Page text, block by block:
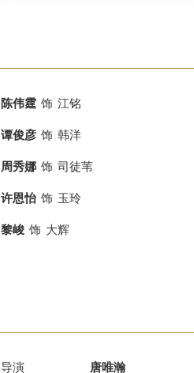
陈伟霆饰 江铭
谭俊彦饰 韩洋
周秀娜饰 司徒苇
许恩怡饰 玉玲
黎峻饰 大辉
导演 唐唯瀚